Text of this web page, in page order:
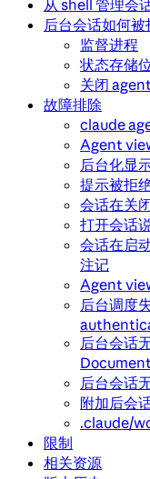
从 shell 管理会
后台会话如何被
监督进程
状态存储
关闭
故障排除
claude
Agent
后台化显
提示被拒
会话在关
打开会话
会话在启
注记
Agent
后台调度
后台会话
后台会话
附加后会
.claude/
限制
相关资源